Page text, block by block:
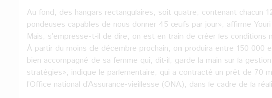
Au fond, des hangars rectangulaires, soit quatre, contenant chacun
pondeuses capables de nous donner 45 œufs par jour», affirme
Mais, s’empresse-t-il de dire, on est en train de créer les
À partir du moins de décembre prochain, on produira entre 150
bien accompagné de sa femme qui, dit-il, garde la main sur la
stratégies», indique le parlementaire, qui a contracté un prêt de 70
l’Office national d’Assurance-vieillesse (ONA), dans le cadre de la